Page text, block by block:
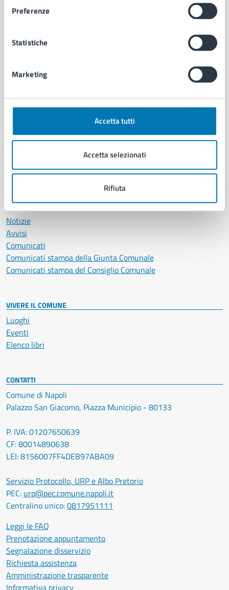
Preferenze
Statistiche
Marketing
Accetta tutti
Accetta selezionati
Rifiuta
Ambiente
Autorizzazioni
Educazione e formazione
Giustizia e sicurezza pubblica
Imprese e commercio
Salute, benessere e assistenza
Vita lavorativa
NOVITÀ
Notizie
Avvisi
Comunicati
Comunicati stampa della Giunta Comunale
Comunicati stampa del Consiglio Comunale
VIVERE IL COMUNE
Luoghi
Eventi
Elenco libri
CONTATTI
Comune di Napoli
Palazzo San Giacomo, Piazza Municipio - 80133
P. IVA: 01207650639
CF: 80014890638
LEI: 8156007FF4DEB97ABA09
Servizio Protocollo, URP e Albo Pretorio
PEC: urp@pec.comune.napoli.it
Centralino unico:0817951111
Leggi le FAQ
Prenotazione appuntamento
Segnalazione disservizio
Richiesta assistenza
Amministrazione trasparente